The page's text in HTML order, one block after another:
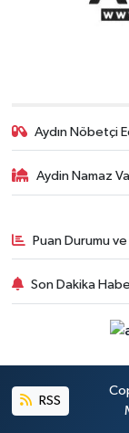
Aydın Nöbetçi
Aydin Namaz
Puan Durumu
Son Dakika
RSS